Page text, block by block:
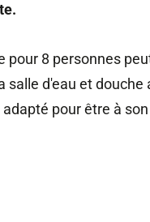
pour 8 personnes
salle d'eau et
pour être à